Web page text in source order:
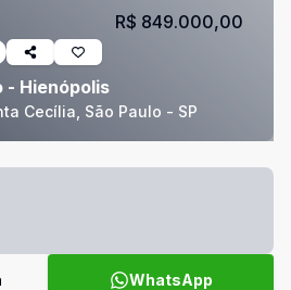
- Hienópolis
Cecília, São Paulo - SP
R$ 849.000,00
WhatsApp